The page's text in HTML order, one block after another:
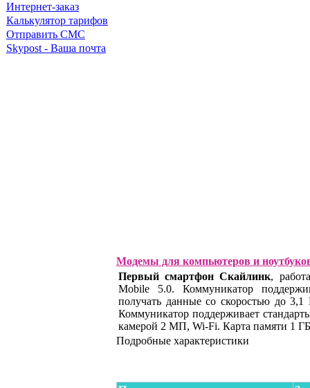
Интернет-заказ
Калькулятор тарифов
Отправить СМС
Skypost - Ваша почта
Модемы для компьютеров и
Первый смартфон Скайлинк,
Mobile 5.0. Коммуникатор
получать данные со скоростью до
Коммуникатор поддерживает
камерой 2 МП, Wi-Fi. Карта памяти 1
Подробные характеристики